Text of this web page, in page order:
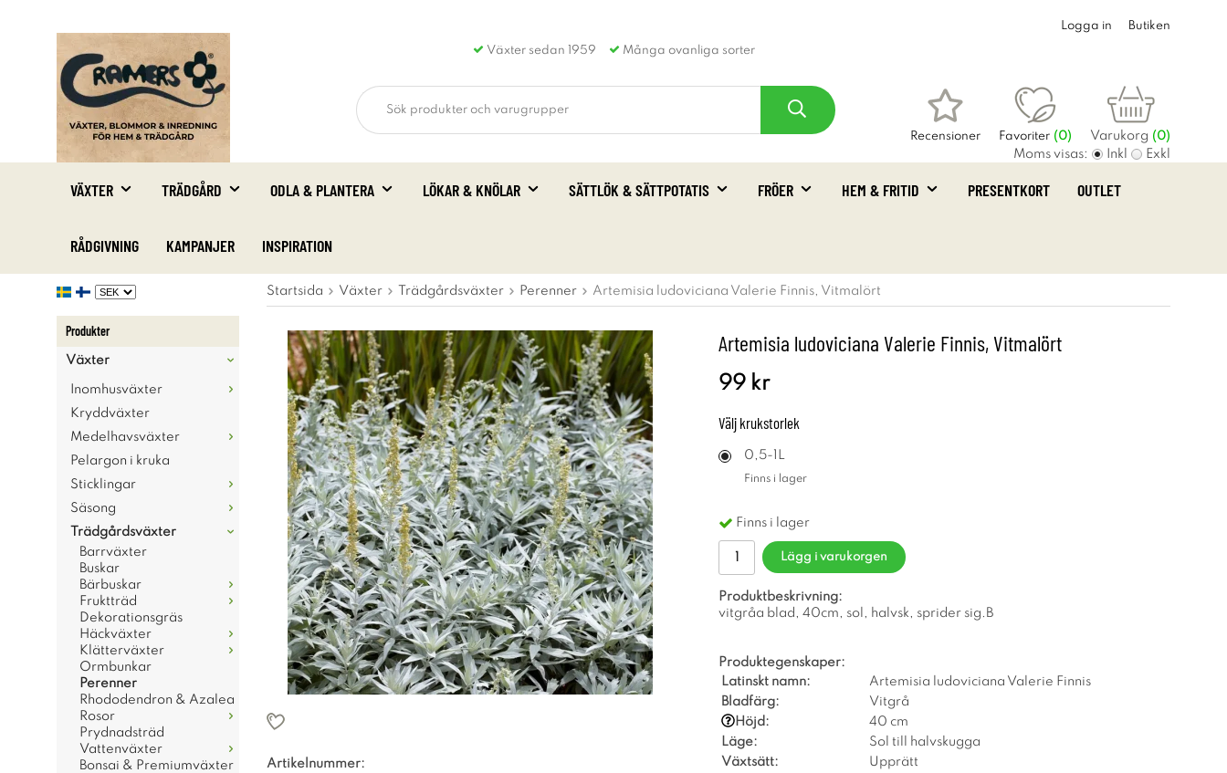
Växter sedan 1959 Många ovanliga sorter
Logga in Butiken
Recensioner Favoriter (0) Varukorg (0)
Moms visas: Inkl Exkl
VÄXTER TRÄDGÅRD ODLA & PLANTERA LÖKAR & KNÖLAR SÄTTLÖK & SÄTTPOTATIS FRÖER HEM & FRITID PRESENTKORT OUTLET
RÅDGIVNING KAMPANJER INSPIRATION
Produkter
Växter
Inomhusväxter
Kryddväxter
Medelhavsväxter
Pelargon i kruka
Sticklingar
Säsong
Trädgårdsväxter
Barrväxter
Buskar
Bärbuskar
Fruktträd
Dekorationsgräs
Häckväxter
Klätterväxter
Ormbunkar
Perenner
Rhododendron & Azalea
Rosor
Prydnadsträd
Vattenväxter
Bonsai & Premiumväxter
Startsida Växter Trädgårdsväxter Perenner Artemisia ludoviciana Valerie Finnis, Vitmalört
Artemisia ludoviciana Valerie Finnis, Vitmalört
99 kr
Välj krukstorlek
0,5-1L
Finns i lager
Finns i lager
Lägg i varukorgen
Produktbeskrivning:
vitgråa blad, 40cm, sol, halvsk, sprider sig.B
Produktegenskaper:
Latinskt namn:
Artemisia ludoviciana Valerie Finnis
Bladfärg:
Vitgrå
Höjd:
40 cm
Läge:
Sol till halvskugga
Växtsätt:
Upprätt
Artikelnummer: